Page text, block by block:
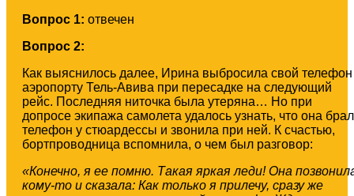
Вопрос 1: отвечен
Вопрос 2:
Как выяснилось далее, Ирина выбросила свой
аэропорту Тель-Авива при пересадке на следующий
рейс. Последняя ниточка была утеряна… Но при
допросе экипажа самолета удалось узнать, что она
телефон у стюардессы и звонила при ней. К счастью,
бортпроводница вспомнила, о чем был разговор:
«Конечно, я ее помню. Такая яркая леди! Она
кому-то и сказала: Как только я прилечу, сразу же